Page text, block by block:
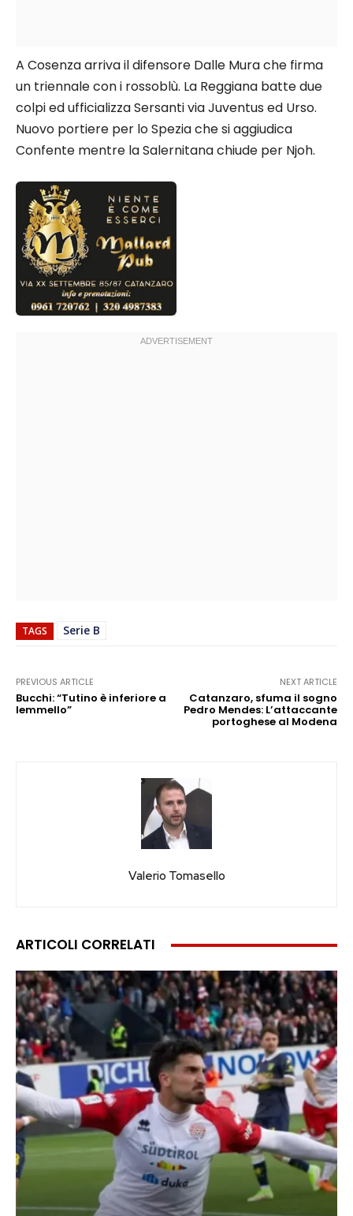
A Cosenza arriva il difensore Dalle Mura che firma
un triennale con i rossoblù. La Reggiana batte due
colpi ed ufficializza Sersanti via Juventus ed Urso.
Nuovo portiere per lo Spezia che si aggiudica
Confente mentre la Salernitana chiude per Njoh.
TAGS Serie B
PREVIOUS ARTICLE
Bucchi: “Tutino è inferiore a
Iemmello”
NEXT ARTICLE
Catanzaro, sfuma il sogno
Pedro Mendes: L’attaccante
portoghese al Modena
Valerio Tomasello
ARTICOLI CORRELATI